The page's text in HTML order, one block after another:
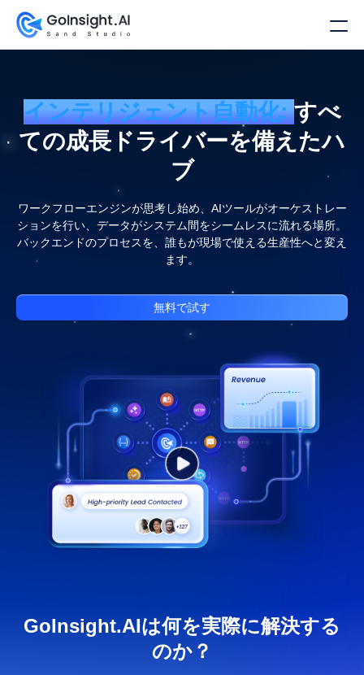
インテリジェント自動化:すべ
ての成長ドライバーを備えたハ
ブ
ワークフローエンジンが思考し始め、AIツールがオーケストレー
ションを行い、データがシステム間をシームレスに流れる場所。
バックエンドのプロセスを、誰もが現場で使える生産性へと変え
ます。
無料で試す
GoInsight.AIは何を実際に解決する
のか？